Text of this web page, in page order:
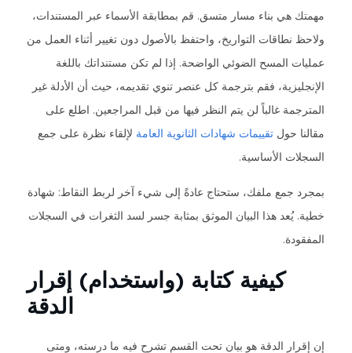
مهمتك هي بناء مسار متسق. قم بمطابقة الأسماء عبر المستندات،
ولاحظ نطاقات التواريخ، واحتفظ بالأصول دون تغيير أثناء العمل من
عمليات المسح الضوئي الواضحة. إذا لم تكن مستنداتك باللغة
الإنجليزية، فقم بترجمة كل عنصر تنوي تقديمه، حيث أن الأدلة غير
المترجمة غالباً لن يتم النظر فيها من قبل المراجعين. اطلع على
مقالنا حول تقييمات شهادات الثانوية العامة لإلقاء نظرة على جمع
السجلات الأساسية.
بمجرد جمع ملفك، ستحتاج عادةً إلى شيء آخر لربط النقاط: شهادة
خطية. يُعد هذا البيان الموثق بمثابة جسر لسد الثغرات في السجلات
المفقودة.
كيفية كتابة (واستخدام) إقرار
الدقة
إن إقرار الدقة هو بيان تحت القسم تشرح فيه ما درسته، ومتى